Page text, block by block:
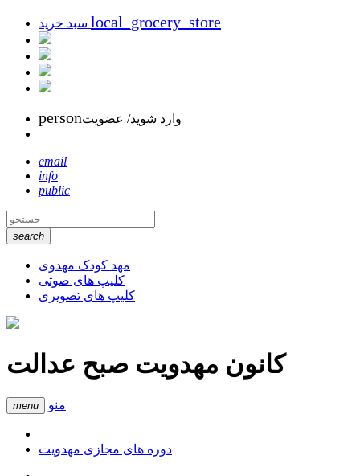
local_grocery_store
personوارد شوید/ عضویت
email
info
public
search
مهد کودک مهدوی
کلیپ های صوتی
کلیپ های تصویری
کانون مهدویت صبح عدالت
menu منو
دوره های مجازی مهدویت